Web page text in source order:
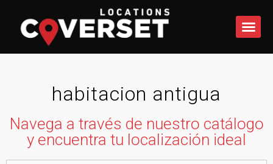
habitacion antigua
Navega a través de nuestro catálogo
y encuentra tu localización ideal